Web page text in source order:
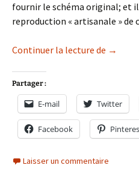
fournir le schéma original; et
reproduction « artisanale » de
Continuer la lecture de →
Partager :
E-mail Twitter
Facebook
Laisser un commentaire